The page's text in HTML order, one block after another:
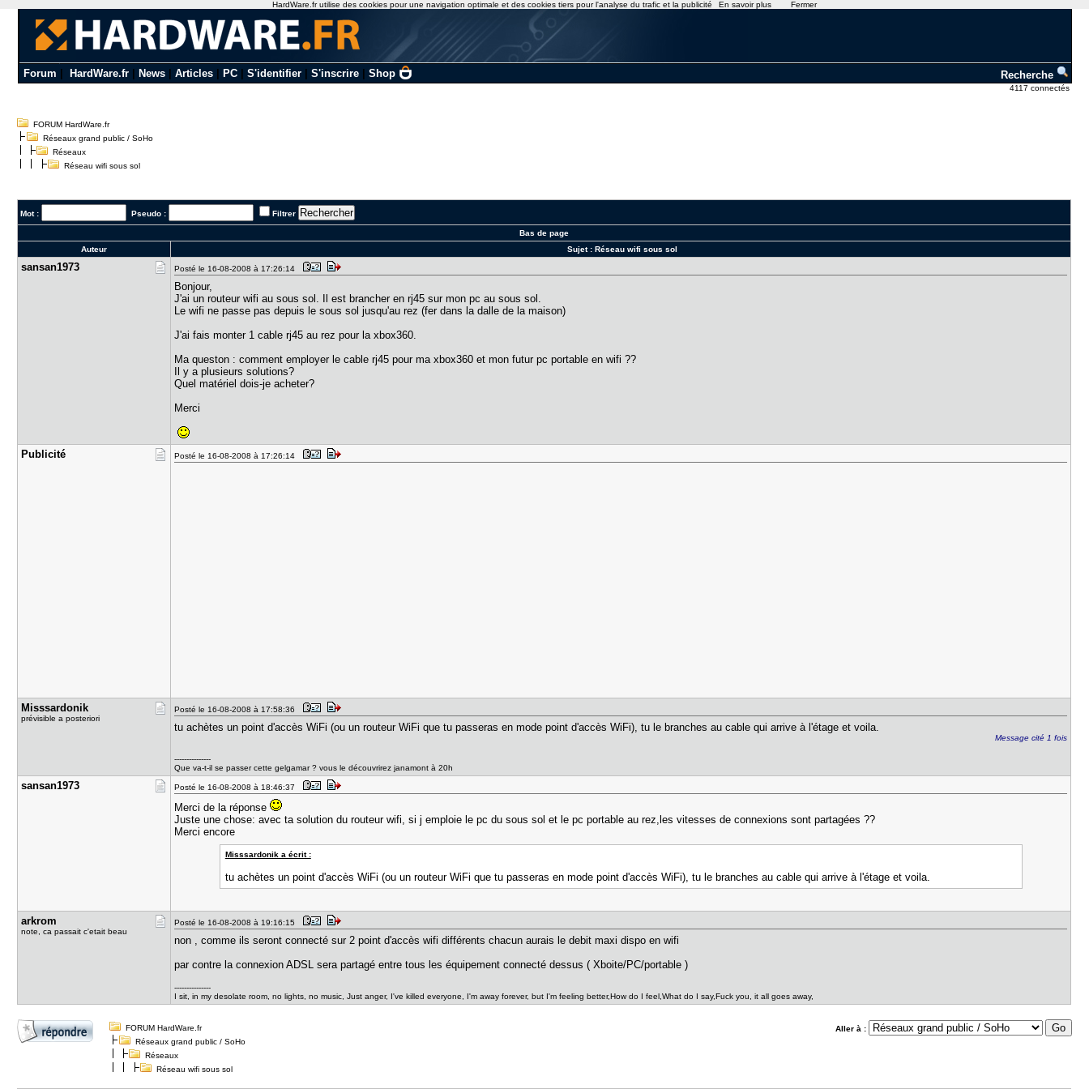
Forum HardWare.fr| News| Articles| PC| S'identifier| S'inscrire| Shop Recherche
4117 connectés
FORUM HardWare.fr
Réseaux grand public / SoHo
Réseaux
Réseau wifi sous sol
Mot : Pseudo : Filtrer
Bas de page
Auteur
Sujet : Réseau wifi sous sol
sansan1973 Posté le 16-08-2008 à 17:26:14
Bonjour,
J'ai un routeur wifi au sous sol. Il est brancher en rj45 sur mon pc au sous sol.
Le wifi ne passe pas depuis le sous sol jusqu'au rez (fer dans la dalle de la maison)
J'ai fais monter 1 cable rj45 au rez pour la xbox360.
Ma queston : comment employer le cable rj45 pour ma xbox360 et mon futur pc portable en wifi ??
Il y a plusieurs solutions?
Quel matériel dois-je acheter?
Merci
Publicité Posté le 16-08-2008 à 17:26:14
Misssardon​ik
prévisible a posteriori
Posté le 16-08-2008 à 17:58:36
tu achètes un point d'accès WiFi (ou un routeur WiFi que tu passeras en mode point d'accès WiFi), tu le branches au cable qui arrive à l'étage et voila.
Message cité 1 fois
---------------
Que va-t-il se passer cette gelgamar ? vous le découvrirez janamont à 20h
sansan1973 Posté le 16-08-2008 à 18:46:37
Merci de la réponse
Juste une chose: avec ta solution du routeur wifi, si j emploie le pc du sous sol et le pc portable au rez,les vitesses de connexions sont partagées ??
Merci encore
Misssardonik a écrit :
tu achètes un point d'accès WiFi (ou un routeur WiFi que tu passeras en mode point d'accès WiFi), tu le branches au cable qui arrive à l'étage et voila.
arkrom
note, ca passait c'etait beau
Posté le 16-08-2008 à 19:16:15
non , comme ils seront connecté sur 2 point d'accès wifi différents chacun aurais le debit maxi dispo en wifi
par contre la connexion ADSL sera partagé entre tous les équipement connecté dessus ( Xboite/PC/portable )
---------------
I sit, in my desolate room, no lights, no music, Just anger, I've killed everyone, I'm away forever, but I'm feeling better,How do I feel,What do I say,Fuck you, it all goes away,
Aller à :
FORUM HardWare.fr
Réseaux grand public / SoHo
Réseaux
Réseau wifi sous sol
HardWare.fr utilise des cookies pour une navigation optimale et des cookies tiers pour l'analyse du trafic et la publicité En savoir plus Fermer